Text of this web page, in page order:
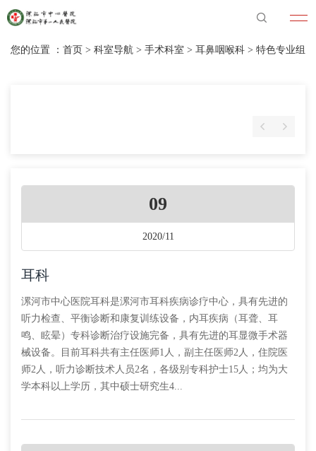
您的位置 ： 首页 > 科室导航 > 手术科室 > 耳鼻咽喉科 > 特色专业组
09
2020/11
耳科
漯河市中心医院耳科是漯河市耳科疾病诊疗中心，具有先进的
听力检查、平衡诊断和康复训练设备，内耳疾病（耳聋、耳
鸣、眩晕）专科诊断治疗设施完备，具有先进的耳显微手术器
械设备。目前耳科共有主任医师1人，副主任医师2人，住院医
师2人，听力诊断技术人员2名，各级别专科护士15人；均为大
学本科以上学历，其中硕士研究生4...